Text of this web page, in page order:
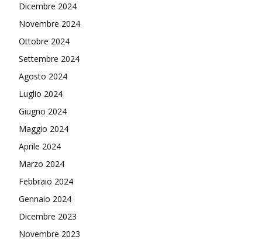
Dicembre 2024
Novembre 2024
Ottobre 2024
Settembre 2024
Agosto 2024
Luglio 2024
Giugno 2024
Maggio 2024
Aprile 2024
Marzo 2024
Febbraio 2024
Gennaio 2024
Dicembre 2023
Novembre 2023